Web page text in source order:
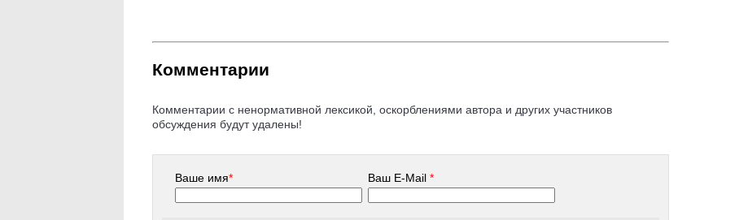
Комментарии
Комментарии с ненормативной лексикой, оскорблениями автора и других участников
обсуждения будут удалены!
Ваше имя* Ваш E-Mail*